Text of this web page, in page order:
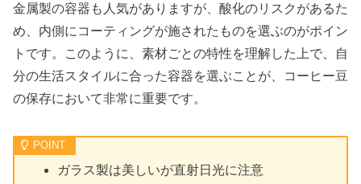
金属製の容器も人気がありますが、酸化のリスクがあるた
め、内側にコーティングが施されたものを選ぶのがポイン
トです。このように、素材ごとの特性を理解した上で、自
分の生活スタイルに合った容器を選ぶことが、コーヒー豆
の保存において非常に重要です。
ガラス製は美しいが直射日光に注意